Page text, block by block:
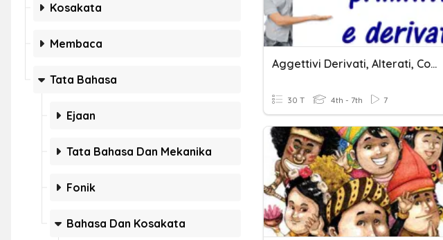
Kosakata
Membaca
Tata Bahasa
Ejaan
Tata Bahasa Dan Mekanika
Fonik
Bahasa Dan Kosakata
Aggettivi Derivati, Alterati, Composti
30 T 4th - 7th 7